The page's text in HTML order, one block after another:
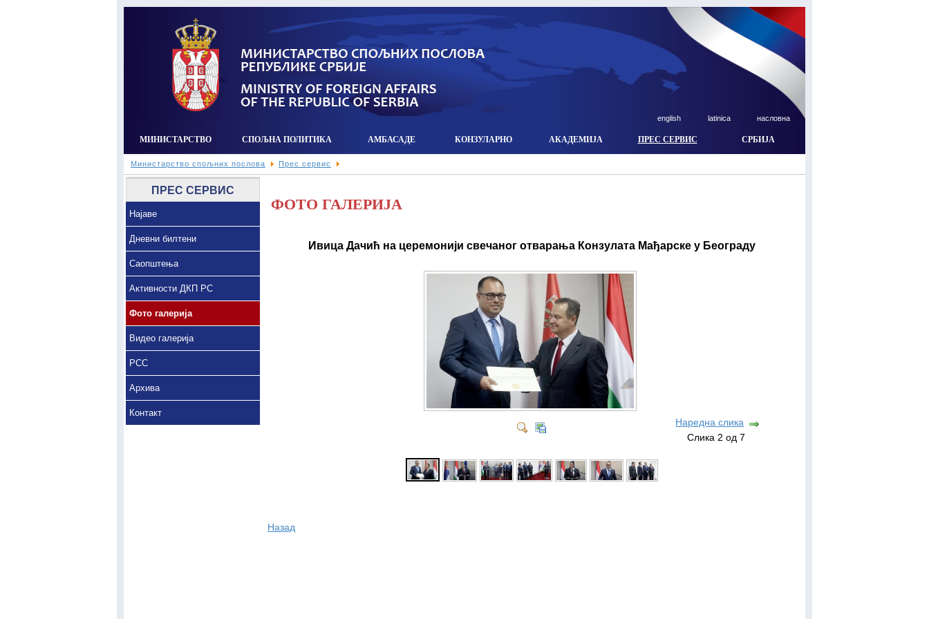
english latinica насловна
МИНИСТАРСТВО СПОЉНА ПОЛИТИКА АМБАСАДЕ КОНЗУЛАРНO АКАДЕМИЈА ПРЕС СЕРВИС СРБИЈА
Министарство спољних послова Прес сервис
ПРЕС СЕРВИС
Најаве
Дневни билтени
Саопштења
Активности ДКП РС
Фото галерија
Видео галерија
РСС
Архива
Контакт
ФОТО ГАЛЕРИЈА
Ивица Дачић на церемонији свечаног отварања Конзулата Мађарске у Београду
Наредна слика
Слика 2 од 7
Назад